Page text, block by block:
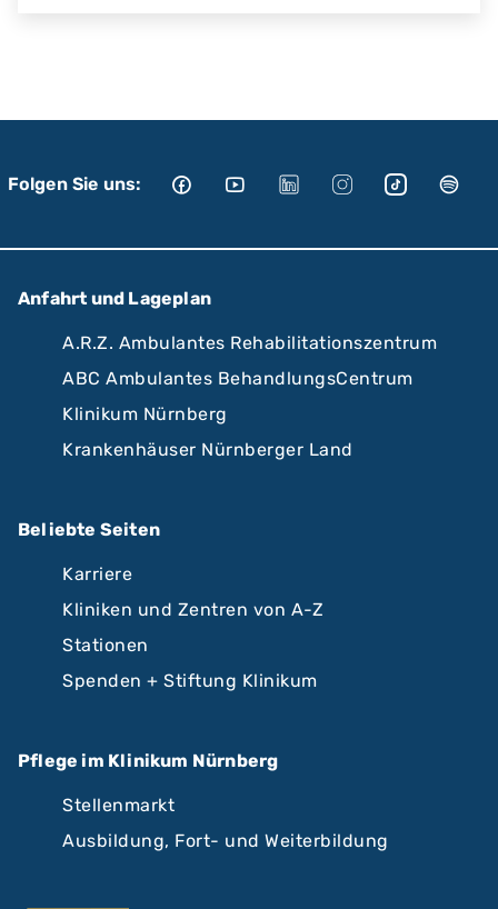
Folgen Sie uns:
Anfahrt und Lageplan
A.R.Z. Ambulantes Rehabilitationszentrum
ABC Ambulantes BehandlungsCentrum
Klinikum Nürnberg
Krankenhäuser Nürnberger Land
Beliebte Seiten
Karriere
Kliniken und Zentren von A-Z
Stationen
Spenden + Stiftung Klinikum
Pflege im Klinikum Nürnberg
Stellenmarkt
Ausbildung, Fort- und Weiterbildung